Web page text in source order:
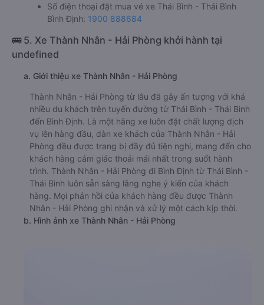
Số điện thoại đặt mua vé xe Thái Bình - Thái Bình
Bình Định: 1900 888684
🚌 5. Xe Thành Nhân - Hải Phòng khởi hành tại
undefined
a. Giới thiệu xe Thành Nhân - Hải Phòng
Thành Nhân - Hải Phòng từ lâu đã gây ấn tượng với khá
nhiều du khách trên tuyến đường từ Thái Bình - Thái Bình
đến Bình Định. Là một hãng xe luôn đặt chất lượng dịch
vụ lên hàng đầu, dàn xe khách của Thành Nhân - Hải
Phòng đều được trang bị đầy đủ tiện nghi, mang đến cho
khách hàng cảm giác thoải mái nhất trong suốt hành
trình. Thành Nhân - Hải Phòng đi Bình Định từ Thái Bình -
Thái Bình luôn sẵn sàng lắng nghe ý kiến của khách
hàng. Mọi phản hồi của khách hàng đều được Thành
Nhân - Hải Phòng ghi nhận và xử lý một cách kịp thời.
b. Hình ảnh xe Thành Nhân - Hải Phòng